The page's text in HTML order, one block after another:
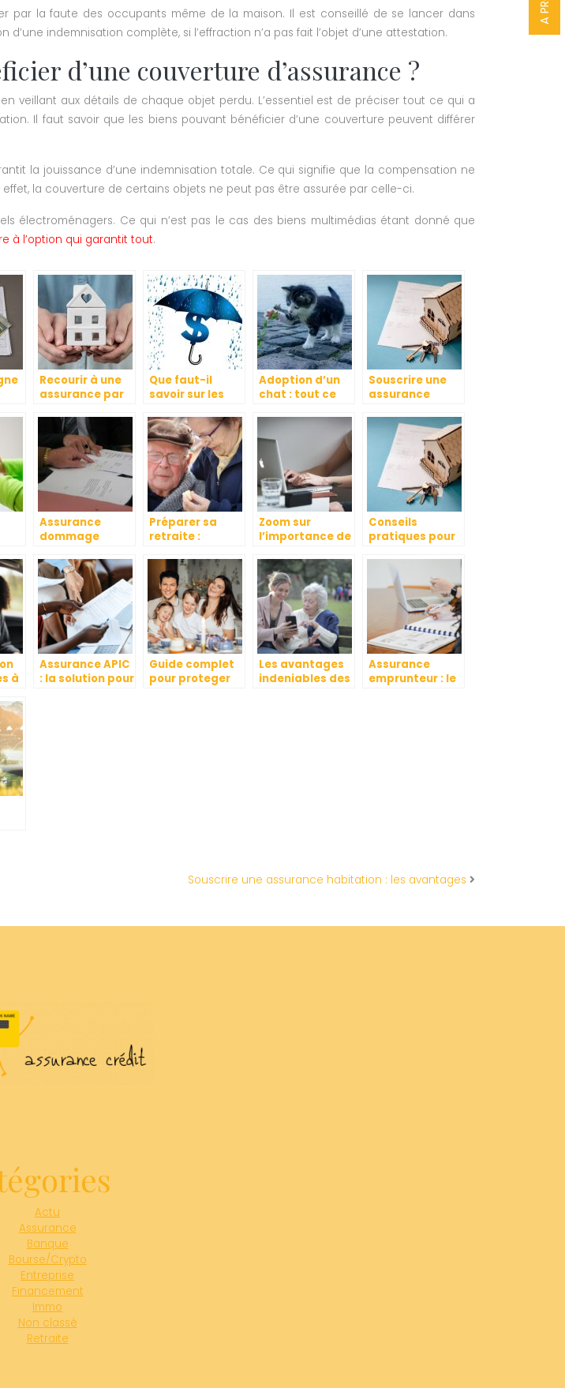
par la faute des occupants même de la maison. Il est conseillé de se lancer dans
indemnisation complète, si l’effraction n’a pas fait l’objet d’une attestation.
d’une couverture d’assurance ?
veillant aux détails de chaque objet perdu. L’essentiel est de préciser tout ce qui a
Il faut savoir que les biens pouvant bénéficier d’une couverture peuvent différer
la jouissance d’une indemnisation totale. Ce qui signifie que la compensation ne
la couverture de certains objets ne peut pas être assurée par celle-ci.
électroménagers. Ce qui n’est pas le cas des biens multimédias étant donné que
à l’option qui garantit tout.
Recourir à une
assurance par
courtier
d’assurance :
les avantages
Que faut-il
savoir sur les
entreprises ?
Adoption d’un
chat : tout ce
savoir
Souscrire une
assurance
avantages
Assurance
dommage
pourquoi y
souscrire et
comment bien
choisir son
contrat
d’assurance ?
Préparer sa
retraite :
choisir sa
mutuelle
sénior ?
Zoom sur
l’importance de
gestionnaire de
patrimoine
Conseils
pratiques pour
habitation au
Togo
à
Assurance APIC
: la solution pour
Guide complet
pour proteger
Les avantages
indeniables des
Assurance
emprunteur : le
Souscrire une assurance habitation : les avantages
Actu
Assurance
Banque
Bourse/Crypto
Entreprise
Financement
Immo
Non classé
Retraite